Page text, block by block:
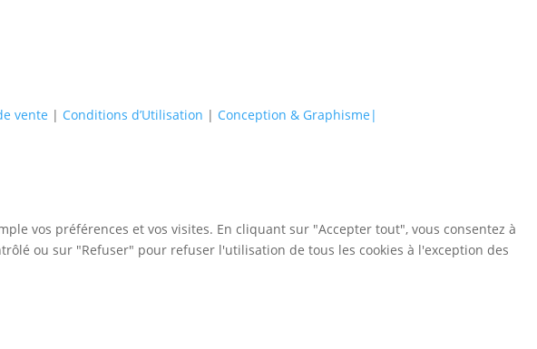
vente | Conditions d’Utilisation | Conception & Graphisme|
vos préférences et vos visites. En cliquant sur "Accepter tout", vous consentez à
ou sur "Refuser" pour refuser l'utilisation de tous les cookies à l'exception des